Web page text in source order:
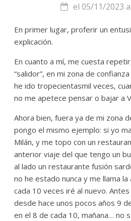
el 05/11/2023
En primer lugar, proferir un
explicación.
En cuanto a mí, me cuesta
“salidor”, en mi zona de
he ido tropecientasmil veces,
no me apetece pensar o bajar a
Ahora bien, fuera ya de mi zona
pongo el mismo ejemplo: si yo
Milán, y me topo con un
anterior viaje del que tengo un
al lado un restaurante fusión
no he estado nunca y me llama
cada 10 veces iré al nuevo.
desde hace unos pocos años 9
en el 8 de cada 10, mañana… no